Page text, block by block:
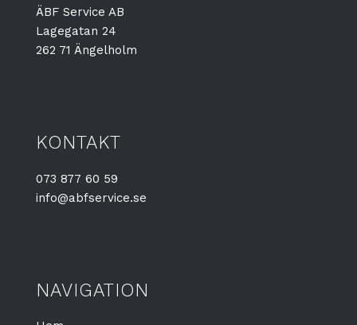
ÄBF Service AB
Lagegatan 24
262 71 Ängelholm
KONTAKT
073 877 60 59
info@abfservice.se
NAVIGATION